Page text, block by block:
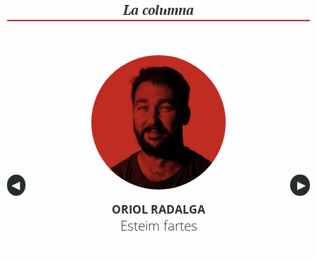
La columna
Anterior
◀︎ ▶︎
ORIOL RADALGA
Esteim fartes